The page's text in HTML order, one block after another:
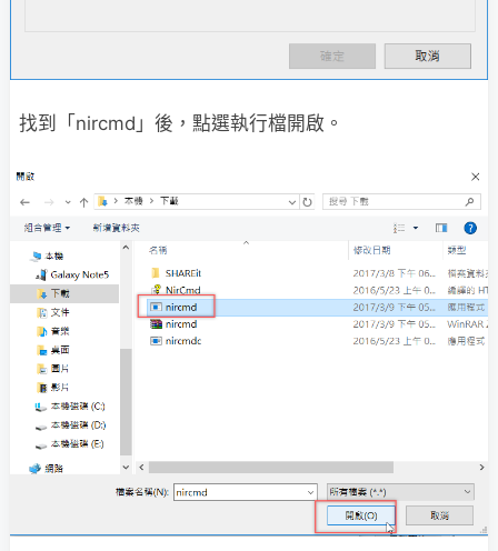
找到「nircmd」後，點選執行檔開啟。